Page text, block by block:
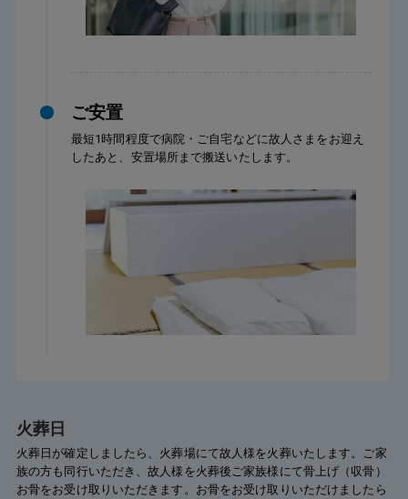
ご安置
最短1時間程度で病院・ご自宅などに故人さまをお迎え
したあと、安置場所まで搬送いたします。
火葬日
火葬日が確定しましたら、火葬場にて故人様を火葬いたします。ご家
族の方も同行いただき、故人様を火葬後ご家族様にて骨上げ（収骨）
お骨をお受け取りいただきます。お骨をお受け取りいただけましたら